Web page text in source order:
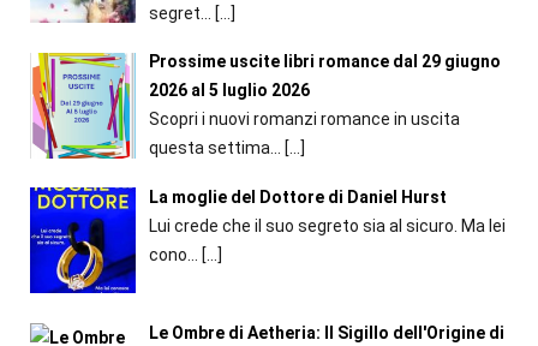
segret... […]
Prossime uscite libri romance dal 29 giugno
2026 al 5 luglio 2026
Scopri i nuovi romanzi romance in uscita
questa settima... […]
La moglie del Dottore di Daniel Hurst
Lui crede che il suo segreto sia al sicuro. Ma lei
cono...
[…]
Le Ombre di Aetheria: Il Sigillo dell'Origine di